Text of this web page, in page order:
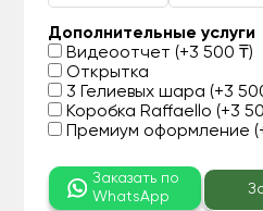
Дополнительные услуги
Видеоотчет (+3 500 ₸)
Открытка
3 Гелиевых шара (+3
Коробка Raffaello (+3
Премиум оформление
Заказать по
WhatsApp